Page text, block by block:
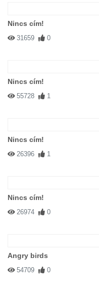
Nincs cím!
31659 0
Nincs cím!
55728 1
Nincs cím!
26396 1
Nincs cím!
26974 0
Angry birds
54709 0